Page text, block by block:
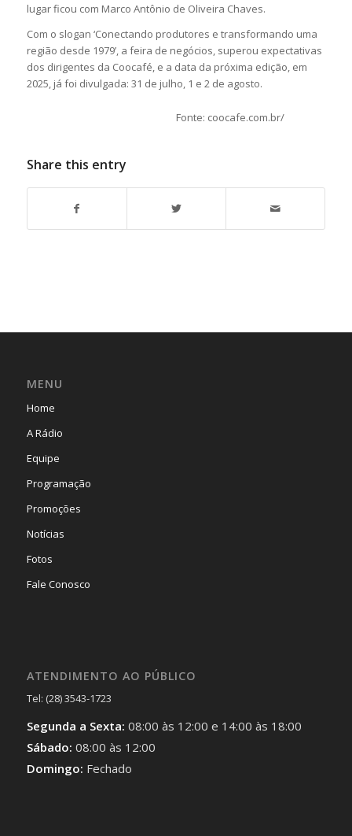
lugar ficou com Marco Antônio de Oliveira Chaves.
Com o slogan ‘Conectando produtores e transformando uma
região desde 1979’, a feira de negócios, superou expectativas
dos dirigentes da Coocafé, e a data da próxima edição, em
2025, já foi divulgada: 31 de julho, 1 e 2 de agosto.
Fonte: coocafe.com.br/
Share this entry
MENU
Home
A Rádio
Equipe
Programação
Promoções
Notícias
Fotos
Fale Conosco
ATENDIMENTO AO PÚBLICO
Tel: (28) 3543-1723
Segunda a Sexta: 08:00 às 12:00 e 14:00 às 18:00
Sábado: 08:00 às 12:00
Domingo: Fechado